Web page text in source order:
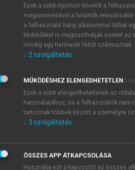
azonosítóval
Ezek a sütik nyomon követik a
megismerésével a hirdetők
a felhasználó hány alkalommal láthat
hirdetőkkel is megoszthatják ezeket az
mindig egy harmadik féltől származnak.
↓ 2szolgáltatás
MŰKÖDÉSHEZ ELENGEDHETETLEN
Ezek a sütik elengedhetetlenek az
használatához, és a felhasználók nem
tartoznak többek között a személyre
↓ 3 szolgáltatás
ÖSSZES APP ÁTKAPCSOLÁSA
Használja ezt a kapcsolót az összes